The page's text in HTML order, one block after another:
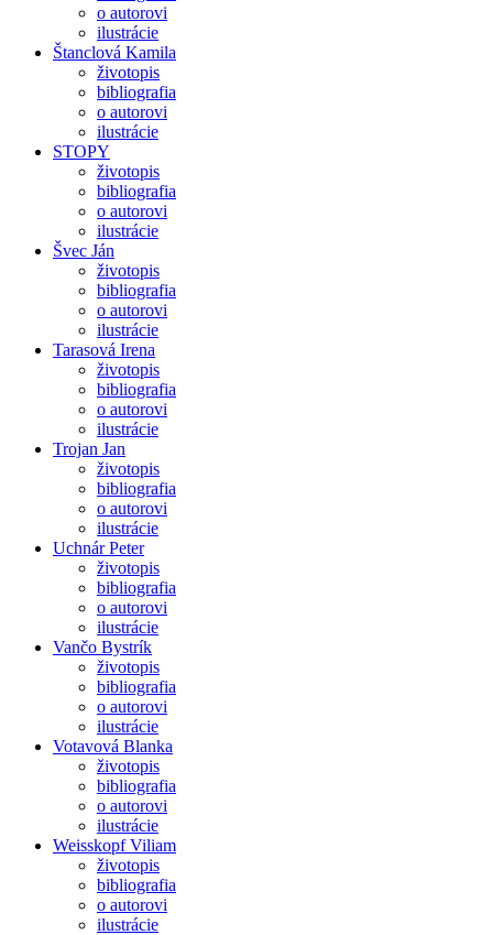
o autorovi
ilustrácie
Štanclová Kamila
životopis
bibliografia
o autorovi
ilustrácie
STOPY
životopis
bibliografia
o autorovi
ilustrácie
Švec Ján
životopis
bibliografia
o autorovi
ilustrácie
Tarasová Irena
životopis
bibliografia
o autorovi
ilustrácie
Trojan Jan
životopis
bibliografia
o autorovi
ilustrácie
Uchnár Peter
životopis
bibliografia
o autorovi
ilustrácie
Vančo Bystrík
životopis
bibliografia
o autorovi
ilustrácie
Votavová Blanka
životopis
bibliografia
o autorovi
ilustrácie
Weisskopf Viliam
životopis
bibliografia
o autorovi
ilustrácie